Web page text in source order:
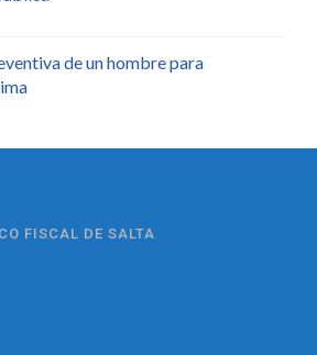
de un hombre para
FISCAL DE SALTA